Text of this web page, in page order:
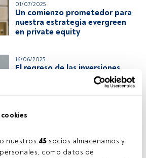
nuestros 45 socios almacenamos y
como datos de
01/07/2025
Un comienzo prometedor para
nuestra estrategia evergreen
en private equity
16/06/2025
El regreso de las inversiones
alternativas: diversificación y
valor añadido para las carteras
saturados: buyouts en el
mercado nórdico